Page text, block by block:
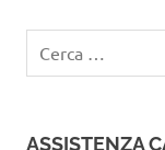
ASSISTENZA